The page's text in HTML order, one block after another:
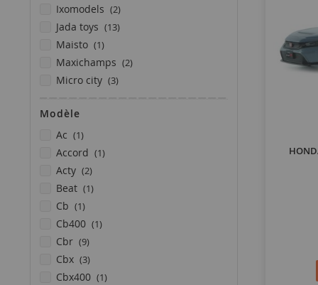
ixomodels 2articles
jada toys 13articles
maisto 1article
maxichamps 2articles
micro city 3articles
motor max
newray
norev 2articles
nostalgic art
ottomobile
paragon
pop race
revell
solido
spark articles
Modèle
ac
1article
accord 1article
acty 2articles
beat 1article
cb 1article
cb400 1article
cbr 9articles
cbx 3articles
cbx400 1article